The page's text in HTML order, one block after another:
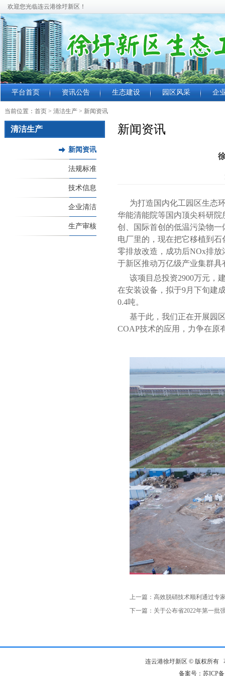
欢迎您光临连云港徐圩新区！
平台首页 资讯公告 生态建设 园区风采 企
当前位置： 首页 > 清洁生产 > 新闻资讯
清洁生产
新闻资讯
法规标准
技术信息
企业清洁
生产审核
新闻资讯
为打造国内化工园区生态
华能清能院等国内顶尖科研
创、国际首创的低温污染物
电厂里的，现在把它移植到石
零排放改造，成功后NOx排放
于新区推动万亿级产业集群具
该项目总投资2900万元，
在安装设备，拟于9月下旬建
0.4吨。
基于此，我们正在开展园
COAP技术的应用，力争在原
上一篇： 高效脱硝技术顺利通过专
下一篇： 关于公布省2022年第一批
连云港徐圩新区 © 版权所有
备案号：苏ICP